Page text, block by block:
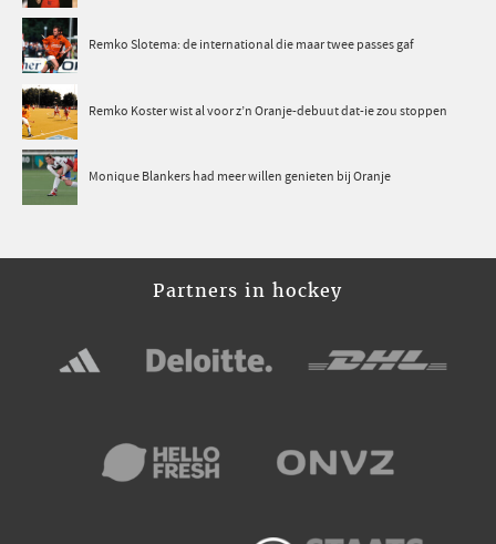
Remko Slotema: de international die maar twee passes gaf
Remko Koster wist al voor z’n Oranje-debuut dat-ie zou stoppen
Monique Blankers had meer willen genieten bij Oranje
Partners in hockey